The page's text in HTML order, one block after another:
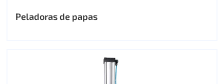
Peladoras de papas